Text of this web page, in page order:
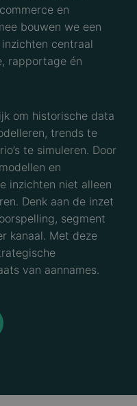
en
bouwen we een
centraal
rapportage én
om historische data
trends te
te simuleren. Door
en
inzichten niet alleen
Denk aan de inzet
segment
kanaal. Met deze
van aannames.